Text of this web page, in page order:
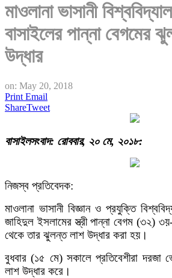
মাওলানা ভাসানী
বাসাইলের পান্না বেগমের
উদ্ধার
on: May 20, 2018
Print Email
ShareTweet
বাসাইলসংবাদ: রোববার, ২০ মে, ২০১৮:
নিজস্ব প্রতিবেদক:
মাওলানা ভাসানী বিজ্ঞান ও প্রযুক্তি
জাহিদুল ইসলামের স্ত্রী পান্না বেগম (৩২) ৩য়-
থেকে তার ঝুলন্ত লাশ উদ্ধার করা হয়।
বুধবার (১৫ মে) সকালে প্রতিবেশীরা দরজা
লাশ উদ্ধার করে।